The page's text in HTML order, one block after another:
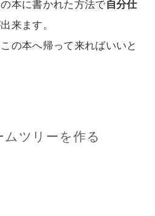
本に書かれた方法で自分仕
来ます。
の本へ帰って来ればいいと
ムツリーを作る